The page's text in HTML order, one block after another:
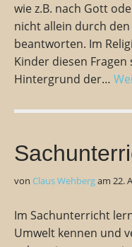
wie z.B. nach Gott
nicht allein durch
beantworten. Im
Kinder diesen
Hintergrund der…
von Claus Wehbergam 22.
Im Sachunterricht
Umwelt kennen und